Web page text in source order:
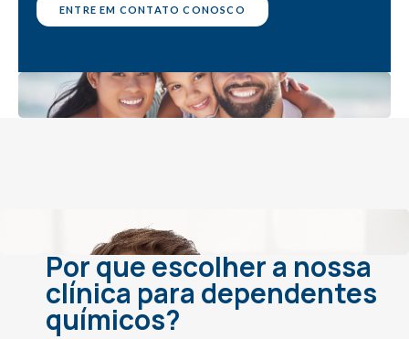
ENTRE EM CONTATO CONOSCO
Por que escolher a nossa
clínica para dependentes
químicos?